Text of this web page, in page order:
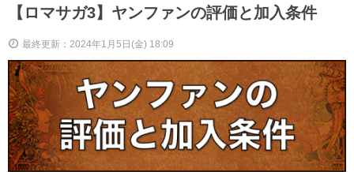
【ロマサガ3】ヤンファンの評価と加入条件
最終更新：2024年1月5日(金) 18:09